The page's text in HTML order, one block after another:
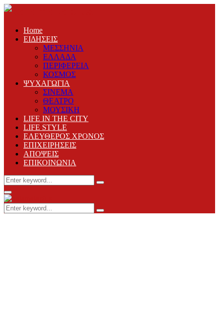
Home
ΕΙΔΗΣΕΙΣ
ΜΕΣΣΗΝΙΑ
ΕΛΛΑΔΑ
ΠΕΡΙΦΕΡΕΙΑ
ΚΟΣΜΟΣ
ΨΥΧΑΓΩΓΙΑ
ΣΙΝΕΜΑ
ΘΕΑΤΡΟ
ΜΟΥΣΙΚΗ
LIFE IN THE CITY
LIFE STYLE
ΕΛΕΥΘΕΡΟΣ ΧΡΟΝΟΣ
ΕΠΙΧΕΙΡΗΣΕΙΣ
ΑΠΟΨΕΙΣ
ΕΠΙΚΟΙΝΩΝΙΑ
Search
for:
Search
Primary
Menu
Search
for:
Search